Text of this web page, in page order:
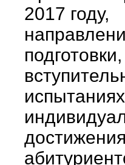
2017 году,
подготовки,